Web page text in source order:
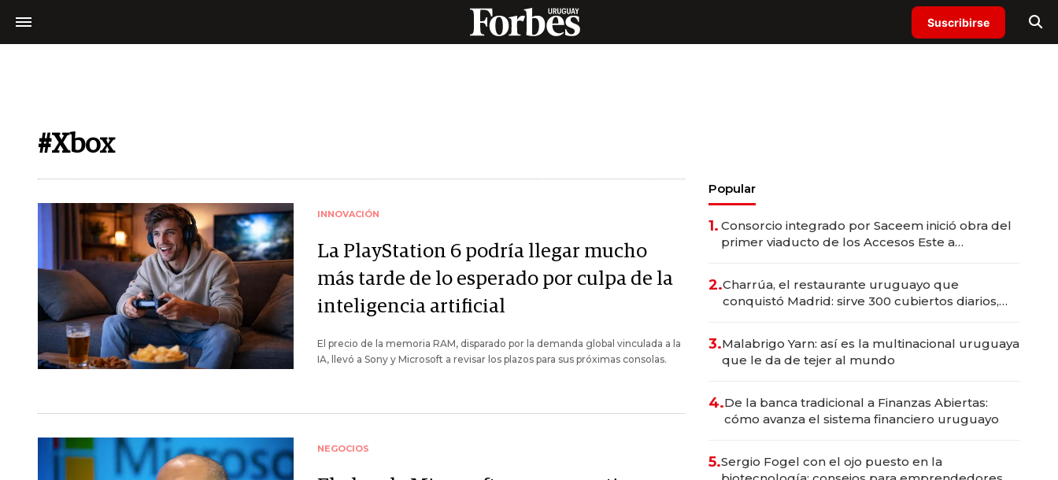
Suscribirse
#Xbox
INNOVACIÓN
La PlayStation 6 podría llegar mucho
más tarde de lo esperado por culpa de la
inteligencia artificial
El precio de la memoria RAM, disparado por la demanda global vinculada a la
IA, llevó a Sony y Microsoft a revisar los plazos para sus próximas consolas.
NEGOCIOS
Popular
1. Consorcio integrado por Saceem inició obra del
primer viaducto de los Accesos Este a
2.Charrúa, el restaurante uruguayo que
conquistó Madrid: sirve 300 cubiertos diarios,
3.Malabrigo Yarn: así es la multinacional uruguaya
que le da de tejer al mundo
4.De la banca tradicional a Finanzas Abiertas:
cómo avanza el sistema financiero uruguayo
5.Sergio Fogel con el ojo puesto en la